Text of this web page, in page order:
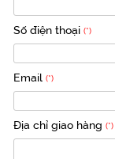
Số điện thoại (*)
Email (*)
Địa chỉ giao hàng (*)